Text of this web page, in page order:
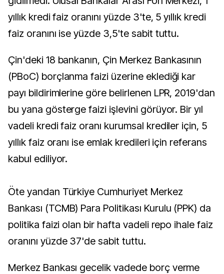
yıllık kredi faiz oranını yüzde 3'te, 5 yıllık kredi
faiz oranını ise yüzde 3,5'te sabit tuttu.
Çin'deki 18 bankanın, Çin Merkez Bankasının
(PBoC) borçlanma faizi üzerine eklediği kar
payı bildirimlerine göre belirlenen LPR, 2019'dan
bu yana gösterge faizi işlevini görüyor. Bir yıl
vadeli kredi faiz oranı kurumsal krediler için, 5
yıllık faiz oranı ise emlak kredileri için referans
kabul ediliyor.
Öte yandan Türkiye Cumhuriyet Merkez
Bankası (TCMB) Para Politikası Kurulu (PPK) da
politika faizi olan bir hafta vadeli repo ihale faiz
oranını yüzde 37'de sabit tuttu.
Merkez Bankası gecelik vadede borç verme